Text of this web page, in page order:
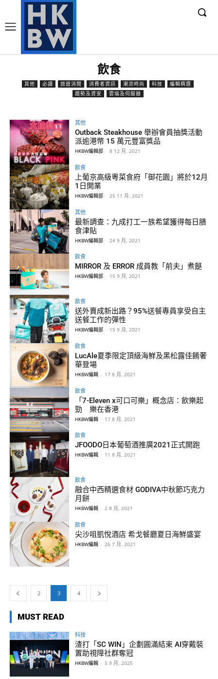
飲食
其他 必讀 旅遊消閒 消費者資訊 潮流時尚 科技
編輯精選
趨勢及資安
雲端及伺服器
其他
Outback Steakhouse 舉辦會員抽獎活動
派逾港幣 15 萬元豐富獎品
HKBW編輯部 - 8 12 月, 2021
飲食
上葡京高級粵菜食府「御花園」將於12月
1日開業
HKBW編輯部 - 25 11 月, 2021
其他
最新調查：九成打工一族希望獲得每日膳
食津貼
HKBW編輯部 - 24 9 月, 2021
飲食
MIRROR 及 ERROR 成員教「前夫」煮餸
HKBW編輯部 - 15 9 月, 2021
飲食
送外賣成新出路？95%送餐專員享受自主
送餐工作的彈性
HKBW編輯部 - 15 9 月, 2021
飲食
LucAle夏季限定頂級海鮮及黑松露佳餚奢
華登場
HKBW編輯 - 17 8 月, 2021
飲食
「7-Eleven x可口可樂」概念店：飲樂起
勁 樂在香港
HKBW編輯 - 17 8 月, 2021
飲食
JFOODO日本葡萄酒推廣2021正式開跑
HKBW編輯 - 11 8 月, 2021
飲食
融合中西精選食材 GODIVA中秋節巧克力
月餅
HKBW編輯 - 2 8 月, 2021
飲食
尖沙咀凱悅酒店 希戈餐廳夏日海鮮盛宴
HKBW編輯 - 26 7 月, 2021
2 3 4
MUST READ
科技
渣打「SC WIN」企劃圓滿結束 AI穿戴裝
置助視障社群奪冠
HKBW編輯 - 5 9 月, 2025